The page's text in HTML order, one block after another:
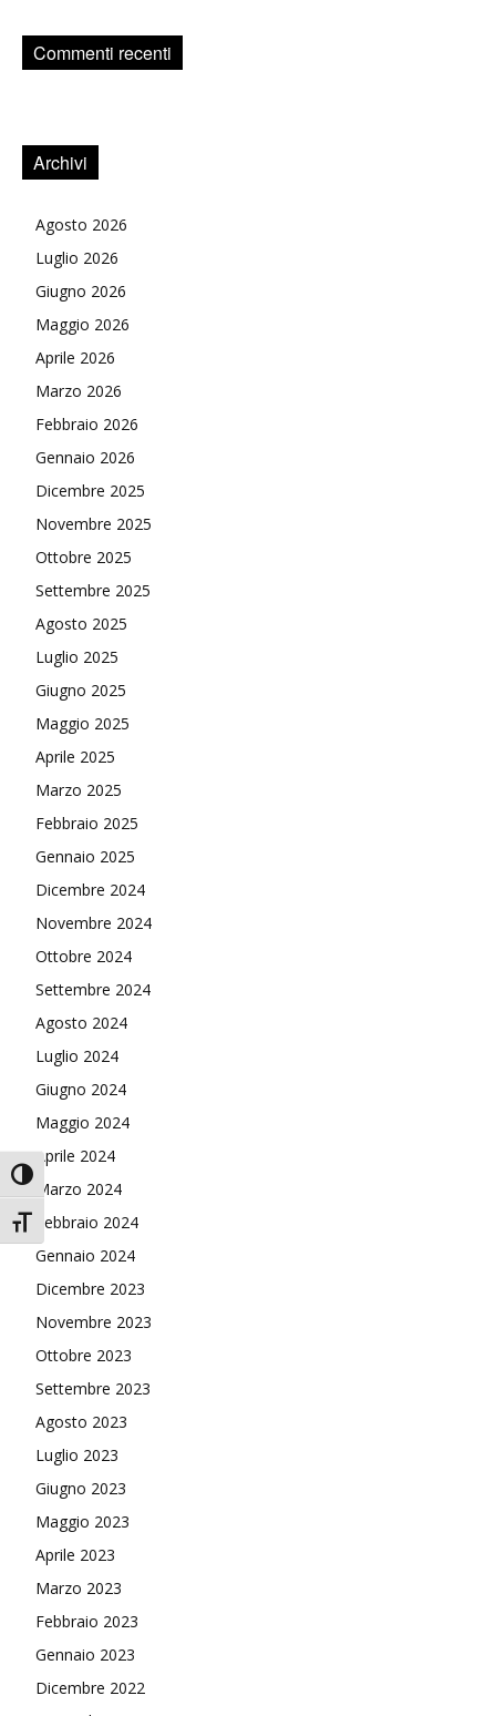
Attiva/disattiva alto contrasto
Attiva/disattiva dimensione testo
Commenti recenti
Archivi
Agosto 2026
Luglio 2026
Giugno 2026
Maggio 2026
Aprile 2026
Marzo 2026
Febbraio 2026
Gennaio 2026
Dicembre 2025
Novembre 2025
Ottobre 2025
Settembre 2025
Agosto 2025
Luglio 2025
Giugno 2025
Maggio 2025
Aprile 2025
Marzo 2025
Febbraio 2025
Gennaio 2025
Dicembre 2024
Novembre 2024
Ottobre 2024
Settembre 2024
Agosto 2024
Luglio 2024
Giugno 2024
Maggio 2024
Aprile 2024
Marzo 2024
Febbraio 2024
Gennaio 2024
Dicembre 2023
Novembre 2023
Ottobre 2023
Settembre 2023
Agosto 2023
Luglio 2023
Giugno 2023
Maggio 2023
Aprile 2023
Marzo 2023
Febbraio 2023
Gennaio 2023
Dicembre 2022